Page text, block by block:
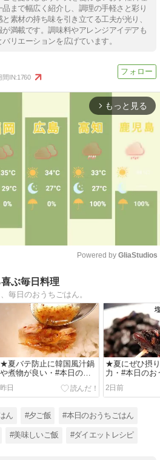
まで幅広く紹介し、調理の手軽さと彩り
素材の持ち味を引き立てる工夫が光り、
満載です。調味料やアレンジアイデアも
リエーションを広げています。
間IN:1760
arrow_forward_ios もっと見る
Powered by GliaStudios
ぶ毎日料理
毎日のおうちごはん。
★夏バテ防止に韓国風汁鍋
や煮物が良い・#本日のお
うちごはん
昨日
★夏にぜひ摂
力・#本日のお
2日前
ん #夕ご飯 #本日のおうちごはん
#美味しいご飯 #ダイエットレシピ